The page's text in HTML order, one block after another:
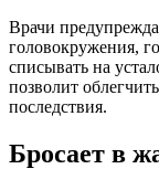
Врачи
головокружения,
списывать на
позволит
последствия.
Бросает в